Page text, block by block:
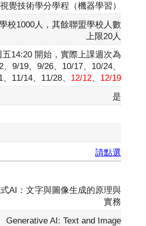
覺技術學分學程（機器學習）
校1000人，其餘聯盟學校人數
上限20人
五14:20 開始，實際上課週次為
、9/19、9/26、10/17、10/24、
、11/14、11/28、 12/12、12/19
是
請點選
AI：文字與圖像生成的原理與
實務
Generative AI: Text and Image